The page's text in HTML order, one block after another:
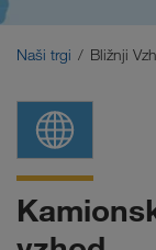
Naši trgi Bližnji